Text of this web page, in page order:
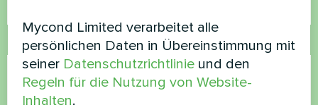
Kommentar
Mycond Limited verarbeitet alle
persönlichen Daten in Übereinstimmung mit
seiner Datenschutzrichtlinie und den
Regeln für die Nutzung von Website-
Inhalten.